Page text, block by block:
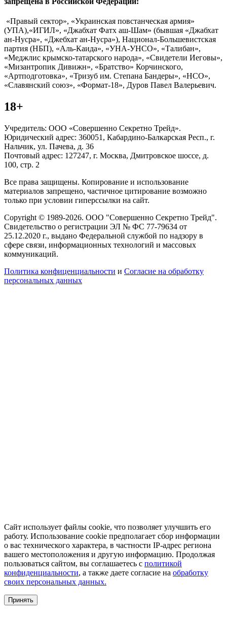
«Правый сектор», «Украинская повстанческая армия»
(УПА),«ИГИЛ», «Джабхат Фатх аш-Шам» (бывшая «Джабхат
ан-Нусра», «Джебхат ан-Нусра»), Национал-Большевистская
партия (НБП), «Аль-Каида», «УНА-УНСО», «Талибан»,
«Меджлис крымско-татарского народа», «Свидетели Иеговы»,
«Мизантропик Дивижн», «Братство» Корчинского,
«Артподготовка», «Тризуб им. Степана Бандеры», «НСО»,
«Славянский союз», «Формат-18», Дуров Павел Валерьевич.
18+
Учредитель: ООО «Совершенно Секретно Трейд».
Юридический адрес: 360051, Кабардино-Балкарская Респ., г.
Нальчик, ул. Пачева, д. 36
Почтовый адрес: 127247, г. Москва, Дмитровское шоссе, д.
100, стр. 2
Все права защищены. Копирование и использование
материалов запрещено, частичное цитирование возможно
только при условии гиперссылки на сайт.
Copyright © 1989-2026. ООО "Совершенно Секретно Трейд".
Свидетельство о регистрации ЭЛ № ФС 77-79634 от
25.12.2020 г., выдано Федеральной службой по надзору в
сфере связи, информационных технологий и массовых
коммуникаций.
Политика конфиценциальности и Согласие на обработку
персональных данных
Сайт использует файлы cookie, что позволяет улучшить его
работу. Использование cookie предполагает сбор информации
о вас технического характера, в частности IP-адрес региона
вашего местоположения и другую информацию. Продолжая
пользоваться сайтом, вы соглашаетесь с политикой
конфиденциальности, а также даете согласие на обработку
своих персональных данных.
Принять